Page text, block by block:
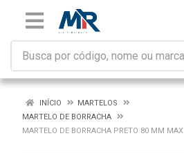
INÍCIO
MARTELOS
MARTELO DE BORRACHA
MARTELO DE BORRACHA PRETO 80 MM MAX